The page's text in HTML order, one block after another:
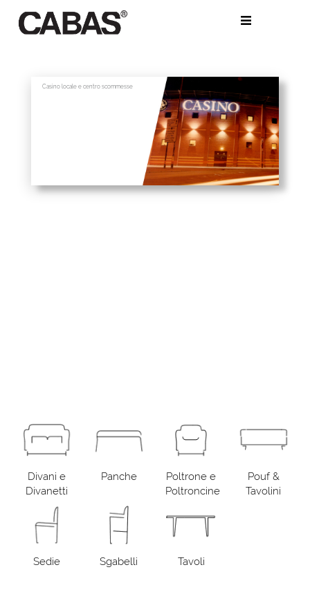
Casino locale e centro scommesse
Divani e
Divanetti
Panche
Poltrone e
Poltroncine
Pouf &
Tavolini
Sedie Sgabelli Tavoli